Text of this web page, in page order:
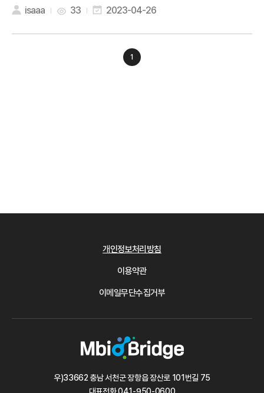
isaaa 33 2023-04-26
1
개인정보처리방침
이용약관
이메일무단수집거부
우)33662 충남 서천군 장항읍 장산로 101번길 75
대표전화041-950-0600